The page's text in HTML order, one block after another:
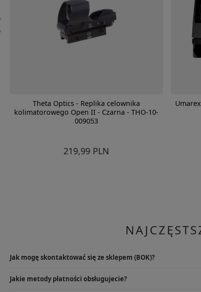
Theta Optics - Replika celownika
kolimatorowego Open II - Czarna - THO-10-
009053
219,99 PLN
Jak mogę skontaktować się ze sklepem (BOK)?
Najlepszym rozwiązaniem będzie wysłanie e-maila na
9.00-17.00, pod numerem +48 533 372 997.
Jakie metody płatności obsługujecie?